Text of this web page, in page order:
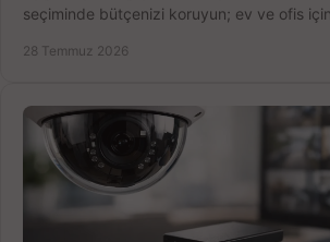
seçiminde bütçenizi koruyun; ev ve ofis
28 Temmuz 2026